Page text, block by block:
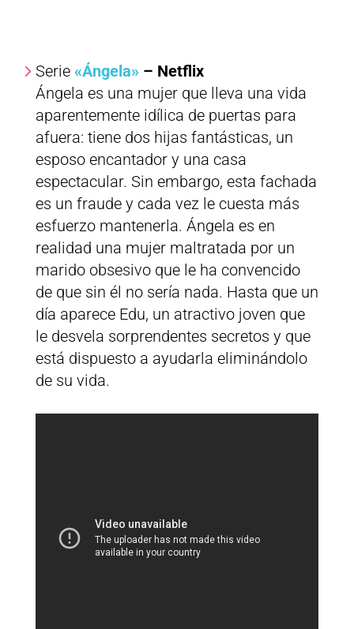
Serie «Ángela» – Netflix
Ángela es una mujer que lleva una vida
aparentemente idílica de puertas para
afuera: tiene dos hijas fantásticas, un
esposo encantador y una casa
espectacular. Sin embargo, esta fachada
es un fraude y cada vez le cuesta más
esfuerzo mantenerla. Ángela es en
realidad una mujer maltratada por un
marido obsesivo que le ha convencido
de que sin él no sería nada. Hasta que un
día aparece Edu, un atractivo joven que
le desvela sorprendentes secretos y que
está dispuesto a ayudarla eliminándolo
de su vida.